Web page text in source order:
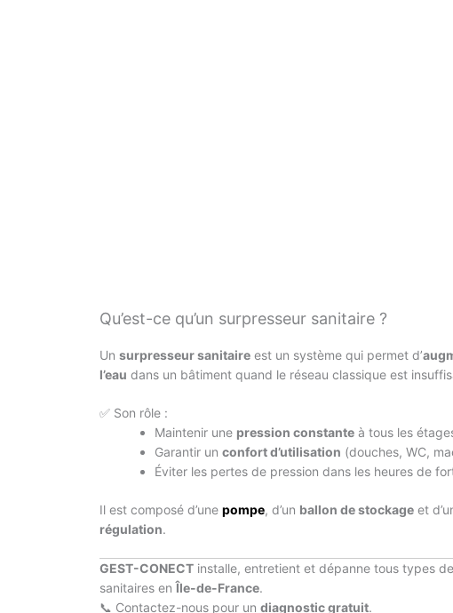
Qu’est-ce qu’un surpresseur sanitaire ?
Un surpresseur sanitaire est un système qui permet d’
l’eau dans un bâtiment quand le réseau classique est
✅ Son rôle :
Maintenir une pression constante à tous les
Garantir un confort d’utilisation (douches, WC,
Éviter les pertes de pression dans les heures de
Il est composé d’une pompe, d’un ballon de stockage et
régulation.
GEST-CONECT installe, entretient et dépanne tous types
sanitaires enÎle-de-France.
📞 Contactez-nous pour un diagnostic gratuit.